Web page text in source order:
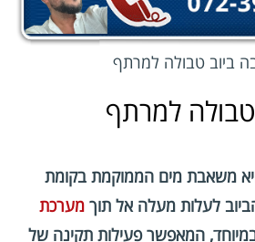
טבולה למרתף
למרתף
משאבת מים הממוקמת בקומת
לעלות מעלה אל תוך מערכת
במיוחד, המאפשר פעילות תקינה של